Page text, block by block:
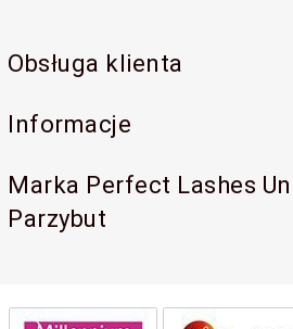
Obsługa klienta
Informacje
Marka Perfect Lashes
Parzybut